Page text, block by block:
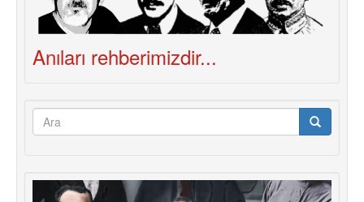
Anıları rehberimizdir...
Arama